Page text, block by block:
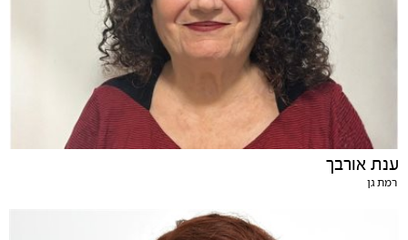
ענת אורבך
רמת גן